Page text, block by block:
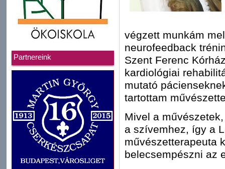
Partnereink
végzett munkám
neurofeedback
Szent Ferenc
kardiológiai
mutató
tartottam
Mivel a
a szívemhez, így a
művészetterapeuta
belecsempészni az